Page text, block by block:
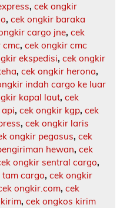
, cek ongkir
, cek ongkir baraka
cargo jne, cek
cmc, cek ongkir cmc
ekspedisi, cek ongkir
, cek ongkir herona,
indah cargo ke luar
kapal laut, cek
, cek ongkir kgp, cek
, cek ongkir laris
ongkir pegasus, cek
hewan, cek
ongkir sentral cargo,
cargo, cek ongkir
ongkir.com, cek
, cek ongkos kirim